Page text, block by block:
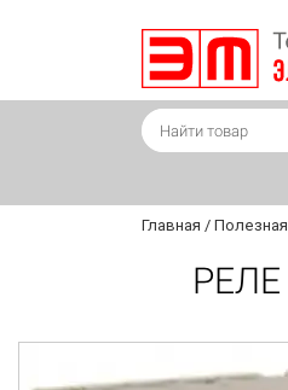
Главная /